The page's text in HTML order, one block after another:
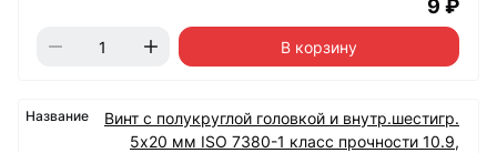
9 ₽
В корзину
Винт с полукруглой головкой и внутр.шестигр.
5х20 мм ISO 7380-1 класс прочности 10.9,